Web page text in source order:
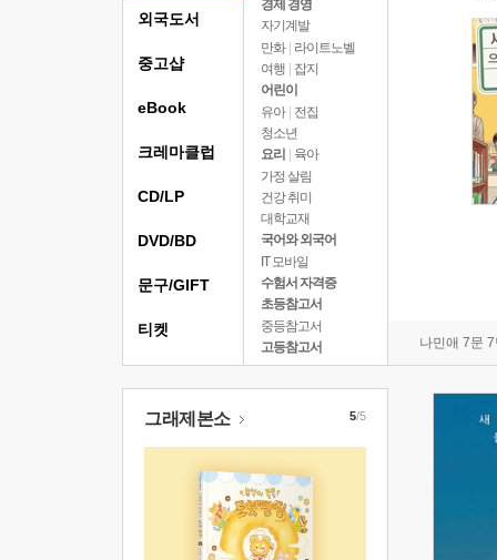
경제 경영
자기계발
만화 | 라이트노벨
여행
잡지
어린이
유아 | 전집
청소년
요리
육아
가정 살림
건강 취미
대학교재
국어와 외국어
IT 모바일
수험서 자격증
초등참고서
중등참고서
고등참고서
나민애 7문
외국도서
중고샵
eBook
크레마클럽
CD/LP
DVD/BD
문구/GIFT
티켓
그래제본소 5/5